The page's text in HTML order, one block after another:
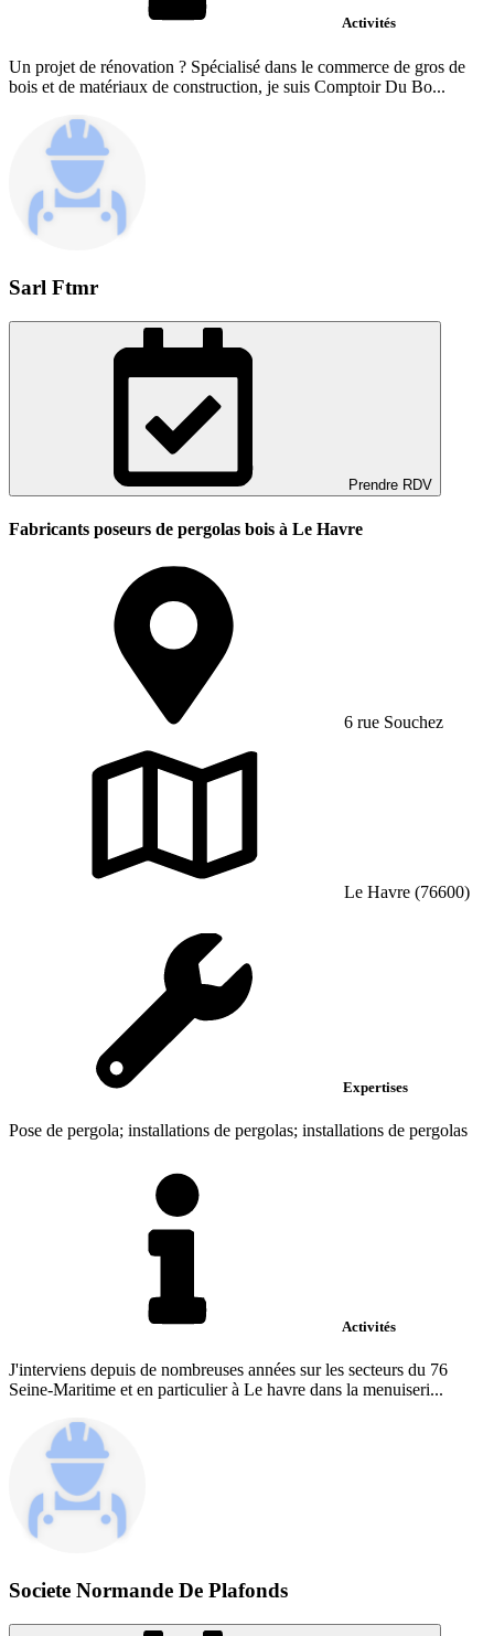
Activités
Un projet de rénovation ? Spécialisé dans le commerce de gros de
bois et de matériaux de construction, je suis Comptoir Du Bo...
Sarl Ftmr
Prendre RDV
Fabricants poseurs de pergolas bois à Le Havre
6 rue Souchez
Le Havre (76600)
Expertises
Pose de pergola; installations de pergolas; installations de pergolas
Activités
J'interviens depuis de nombreuses années sur les secteurs du 76
Seine-Maritime et en particulier à Le havre dans la menuiseri...
Societe Normande De Plafonds